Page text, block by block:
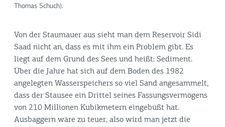
Thomas Schuch).
Von der Staumauer aus sieht man dem Reservoir Sidi
Saad nicht an, dass es mit ihm ein Problem gibt. Es
liegt auf dem Grund des Sees und heißt: Sediment.
Über die Jahre hat sich auf dem Boden des 1982
angelegten Wasserspeichers so viel Sand angesammelt,
dass der Stausee ein Drittel seines Fassungsvermögens
von 210 Millionen Kubikmetern eingebüßt hat.
Ausbaggern wäre zu teuer, also wird man jetzt die